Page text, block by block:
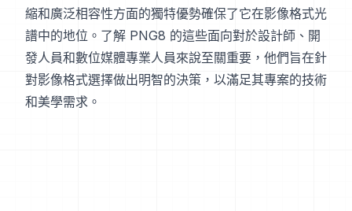
縮和廣泛相容性方面的獨特優勢確保了它在影像格式光
譜中的地位。了解 PNG8 的這些面向對於設計師、開
發人員和數位媒體專業人員來說至關重要，他們旨在針
對影像格式選擇做出明智的決策，以滿足其專案的技術
和美學需求。